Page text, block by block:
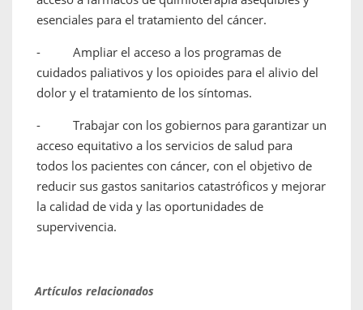
esenciales para el tratamiento del cáncer.
- Ampliar el acceso a los programas de
cuidados paliativos y los opioides para el alivio del
dolor y el tratamiento de los síntomas.
- Trabajar con los gobiernos para garantizar un
acceso equitativo a los servicios de salud para
todos los pacientes con cáncer, con el objetivo de
reducir sus gastos sanitarios catastróficos y mejorar
la calidad de vida y las oportunidades de
supervivencia.
Artículos relacionados